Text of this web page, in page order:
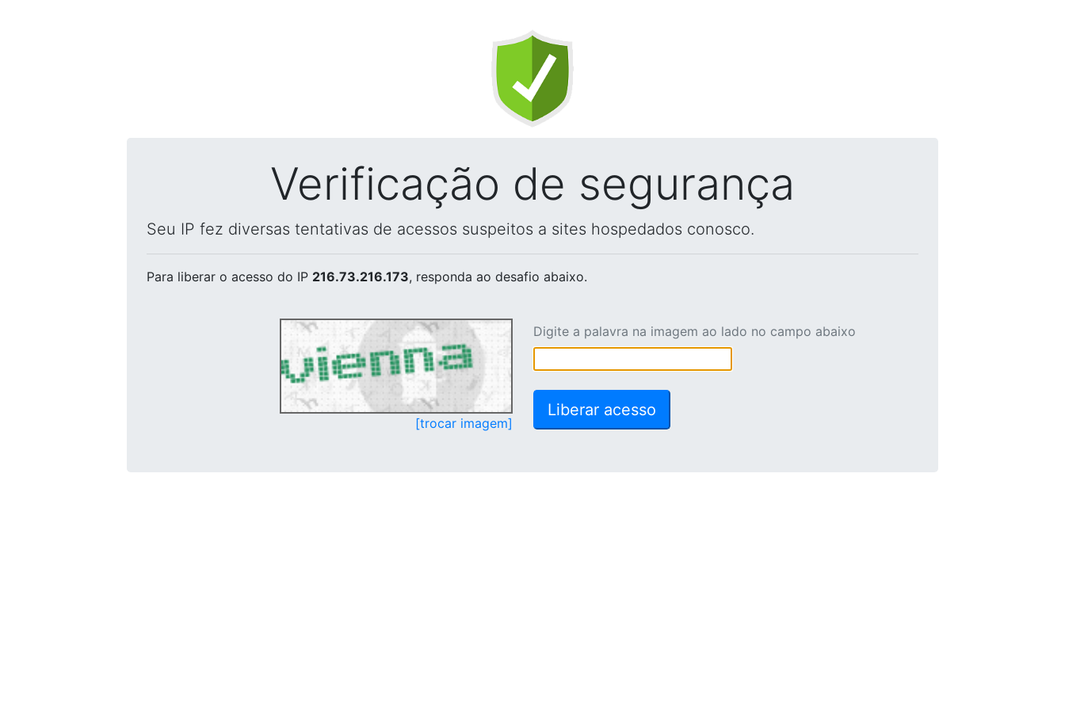
Verificação de segurança
Seu IP fez diversas tentativas de acessos suspeitos a sites hospedados conosco.
Para liberar o acesso do IP 216.73.216.173, responda ao desafio abaixo.
[trocar imagem]
Digite a palavra na imagem ao lado no campo abaixo